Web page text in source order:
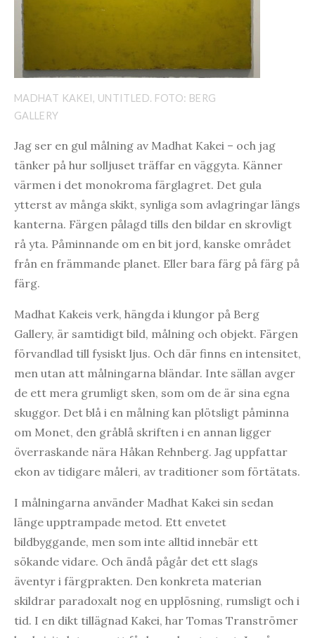
MADHAT KAKEI, UNTITLED. FOTO: BERG
GALLERY
Jag ser en gul målning av Madhat Kakei – och jag
tänker på hur solljuset träffar en väggyta. Känner
värmen i det monokroma färglagret. Det gula
ytterst av många skikt, synliga som avlagringar längs
kanterna. Färgen pålagd tills den bildar en skrovligt
rå yta. Påminnande om en bit jord, kanske området
från en främmande planet. Eller bara färg på färg på
färg.
Madhat Kakeis verk, hängda i klungor på Berg
Gallery, är samtidigt bild, målning och objekt. Färgen
förvandlad till fysiskt ljus. Och där finns en intensitet,
men utan att målningarna bländar. Inte sällan avger
de ett mera grumligt sken, som om de är sina egna
skuggor. Det blå i en målning kan plötsligt påminna
om Monet, den gråblå skriften i en annan ligger
överraskande nära Håkan Rehnberg. Jag uppfattar
ekon av tidigare måleri, av traditioner som förtätats.
I målningarna använder Madhat Kakei sin sedan
länge upptrampade metod. Ett envetet
bildbyggande, men som inte alltid innebär ett
sökande vidare. Och ändå pågår det ett slags
äventyr i färgprakten. Den konkreta materian
skildrar paradoxalt nog en upplösning, rumsligt och i
tid. I en dikt tillägnad Kakei, har Tomas Tranströmer